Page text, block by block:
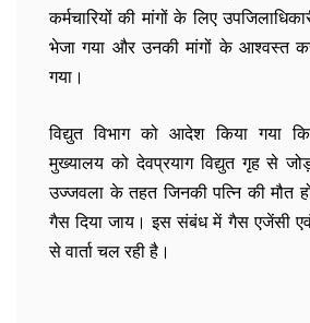
कर्मचारियों की मांगों के लिए
भेजा गया और उनकी मांगों के आश्वस्त
गया।
विद्युत विभाग को आदेश किया गया
मुख्यालय को देवप्रयाग विद्युत गृह से
उज्जवला के तहत जिनकी पत्नि की मौत
गैस दिया जाय। इस संबंध में गैस एजेंसी एवं
से वार्ता चल रही है।